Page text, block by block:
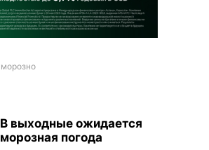
морозно
В выходные ожидается
морозная погода